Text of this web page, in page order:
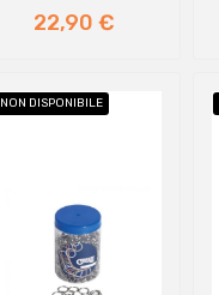
Prezzo
22,90 €
NON DISPONIBILE